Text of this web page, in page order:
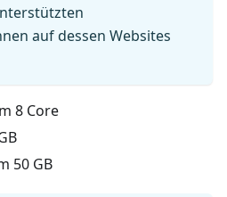
auf dessen Websites
8 Core
50 GB